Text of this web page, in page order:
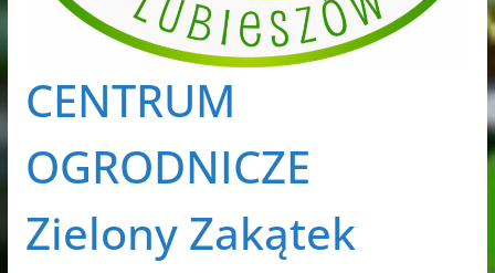
CENTRUM
OGRODNICZE
Zielony Zakątek